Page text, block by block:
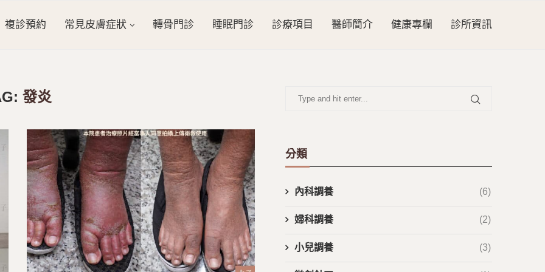
複診預約 常見皮膚症狀 轉骨門診 睡眠門診 診療項目 醫師簡介 健康專欄 診所資訊
發炎
分類
內科調養 (6)
婦科調養 (2)
小兒調養 (3)